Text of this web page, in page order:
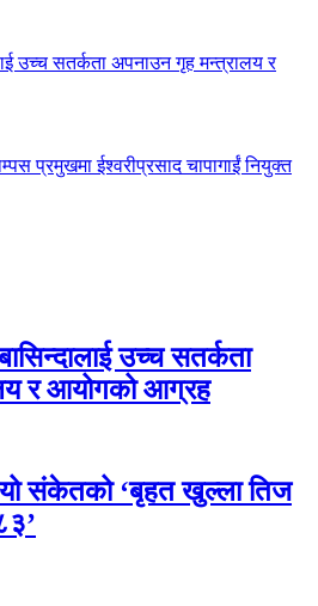
उच्च सतर्कता अपनाउन गृह मन्त्रालय र
प्रमुखमा ईश्वरीप्रसाद चापागाईं नियुक्त
उच्च सतर्कता
र आयोगको आग्रह
संकेतको ‘बृहत खुल्ला तिज